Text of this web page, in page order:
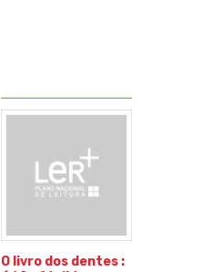
O livro dos dentes :